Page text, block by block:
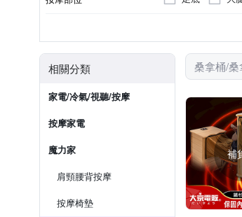
相關分類
家電/冷氣/視聽/按摩
按摩家電
魔力家
肩頸腰背按摩
按摩椅墊
桑拿桶/
補